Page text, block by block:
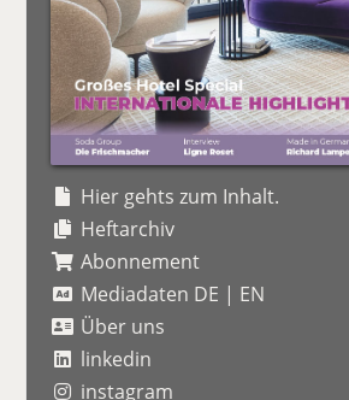
Hier gehts zum Inhalt.
Heftarchiv
Abonnement
Mediadaten DE | EN
Über uns
linkedin
instagram